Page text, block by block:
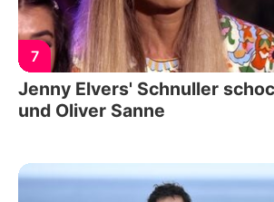
7
Jenny Elvers' Schnuller
und Oliver Sanne